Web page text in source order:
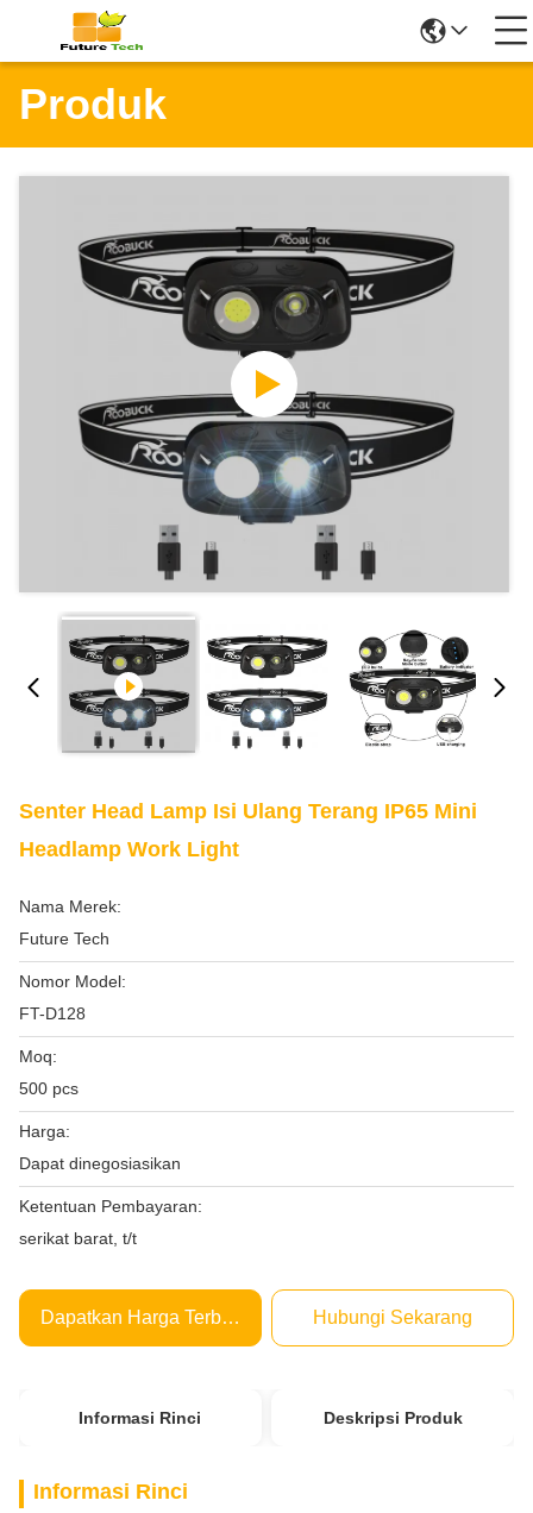
Produk
Senter Head Lamp Isi Ulang Terang IP65 Mini
Headlamp Work Light
Nama Merek:
Future Tech
Nomor Model:
FT-D128
Moq:
500 pcs
Harga:
Dapat dinegosiasikan
Ketentuan Pembayaran:
serikat barat, t/t
Dapatkan Harga Terbaik Hubungi Sekarang
Informasi Rinci Deskripsi Produk
Informasi Rinci